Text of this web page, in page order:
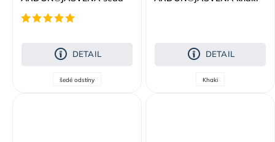
DETAIL
šedé odstíny
DETAIL
Khaki